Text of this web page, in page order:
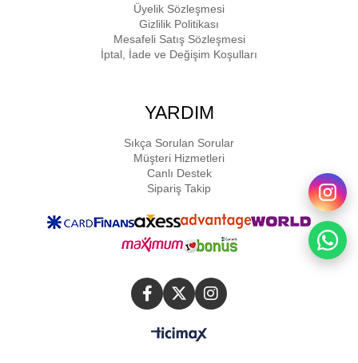
Üyelik Sözleşmesi
Gizlilik Politikası
Mesafeli Satış Sözleşmesi
İptal, İade ve Değişim Koşulları
YARDIM
Sıkça Sorulan Sorular
Müşteri Hizmetleri
Canlı Destek
Sipariş Takip